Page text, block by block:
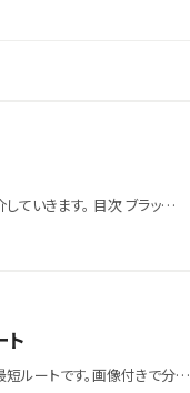
ていきます。 目次 ブラッ…
ト
短ルートです。画像付きで分…